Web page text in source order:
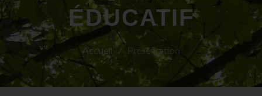
ÉDUCATIF
Accueil Présentation